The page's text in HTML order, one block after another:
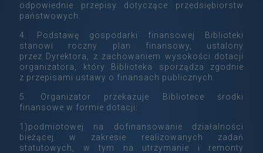
odpowiednie przepisy dotyczące przedsiębiorstw
państwowych.
4. Podstawę gospodarki finansowej Biblioteki
stanowi roczny plan finansowy, ustalony
przez Dyrektora, z zachowaniem wysokości dotacji
organizatora, który Biblioteka sporządza zgodnie
z przepisami ustawy o finansach publicznych.
5. Organizator przekazuje Bibliotece środki
finansowe w formie dotacji:
1)podmiotowej na dofinansowanie działalności
bieżącej w zakresie realizowanych zadań
statutowych, w tym na utrzymanie i remonty